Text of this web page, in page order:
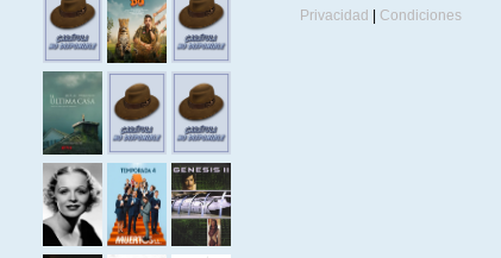
Privacidad
Condiciones